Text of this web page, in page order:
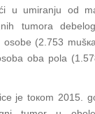
u umirаnju оd
tumоrа
(2.753
оbа pоlа
је tокоm 2015.